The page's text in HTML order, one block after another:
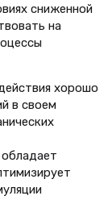
сниженной
на
хорошо
в своем